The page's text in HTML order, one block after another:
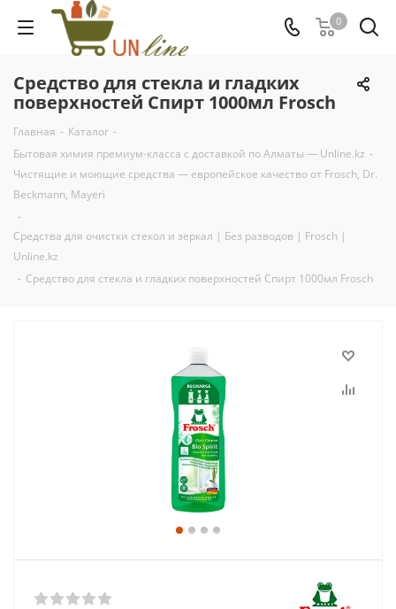
0
Средство для стекла и гладких
поверхностей Спирт 1000мл Frosch
Главная - Каталог -
Бытовая химия премиум-класса с доставкой по Алматы — Unline.kz -
Чистящие и моющие средства — европейское качество от Frosch, Dr.
Beckmann, Mayeri
-
Средства для очистки стекол и зеркал | Без разводов | Frosch |
Unline.kz
- Средство для стекла и гладких поверхностей Спирт 1000мл Frosch